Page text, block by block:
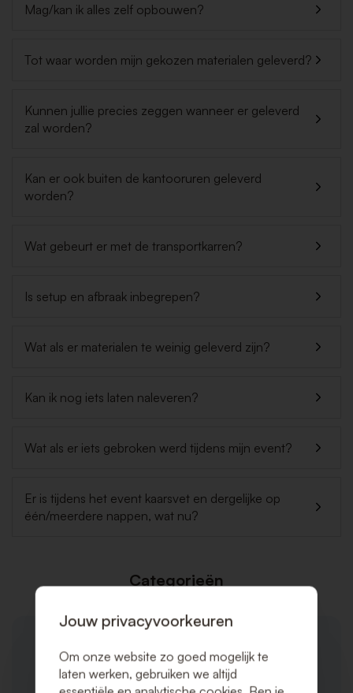
Mag/kan ik alles zelf opbouwen?
Tot waar worden mijn gekozen materialen geleverd?
Kunnen jullie precies zeggen wanneer er geleverd
zal worden?
Kan er ook buiten de kantooruren geleverd
worden?
Wat gebeurt er met de transportkarren?
Is setup en afbraak inbegrepen?
Wat als er materialen te weinig geleverd zijn?
Kan ik nog iets laten naleveren?
Wat als er iets gebroken werd tijdens mijn event?
Er is tijdens het event kaarsvet en dergelijke op
één/meerdere nappen, wat nu?
Categorieën
Jouw privacyvoorkeuren
Om onze website zo goed mogelijk te
laten werken, gebruiken we altijd